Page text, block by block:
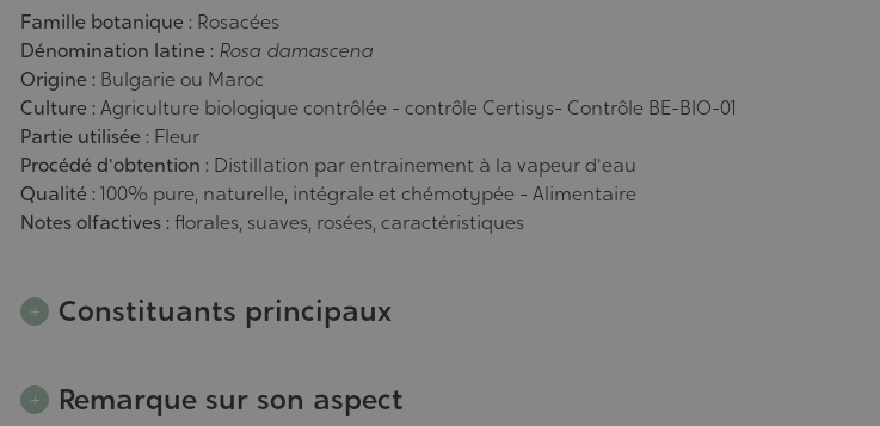
Famille botanique : Rosacées
Dénomination latine : Rosa damascena
Origine : Bulgarie ou Maroc
Culture : Agriculture biologique contrôlée - contrôle Certisys- Contrôle BE-BIO-01
Partie utilisée : Fleur
Procédé d'obtention : Distillation par entrainement à la vapeur d'eau
Qualité : 100% pure, naturelle, intégrale et chémotypée - Alimentaire
Notes olfactives : florales, suaves, rosées, caractéristiques
Constituants principaux
Remarque sur son aspect